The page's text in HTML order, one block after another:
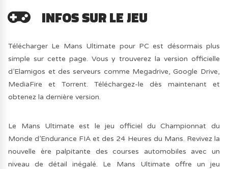
INFOS SUR LE JEU
Télécharger Le Mans Ultimate pour PC est désormais plus
simple sur cette page. Vous y trouverez la version officielle
d’Elamigos et des serveurs comme Megadrive, Google Drive,
MediaFire et Torrent. Téléchargez-le dès maintenant et
obtenez la dernière version.
Le Mans Ultimate est le jeu officiel du Championnat du
Monde d’Endurance FIA ​​et des 24 Heures du Mans. Revivez la
nouvelle ère palpitante des courses automobiles avec un
niveau de détail inégalé. Le Mans Ultimate offre un jeu